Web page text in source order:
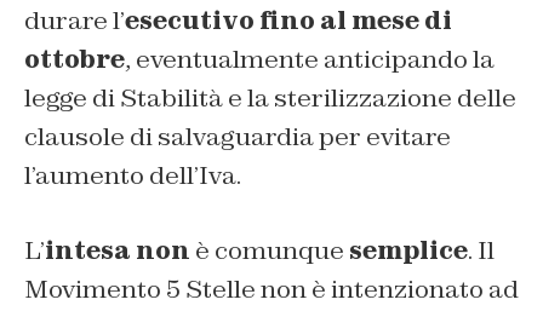
durare l’esecutivo fino al mese di
ottobre, eventualmente anticipando la
legge di Stabilità e la sterilizzazione delle
clausole di salvaguardia per evitare
l’aumento dell’Iva.
L’intesa non è comunque semplice. Il
Movimento 5 Stelle non è intenzionato ad